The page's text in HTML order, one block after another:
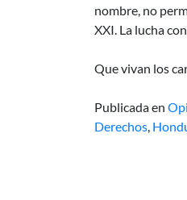
nombre, no
XXI. La lucha
Que vivan los
Publicada en
Derechos,